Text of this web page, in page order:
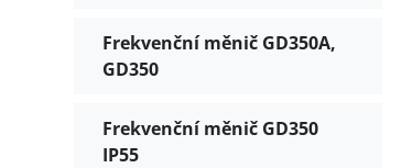
Frekvenční měnič GD350A,
GD350
Frekvenční měnič GD350
IP55